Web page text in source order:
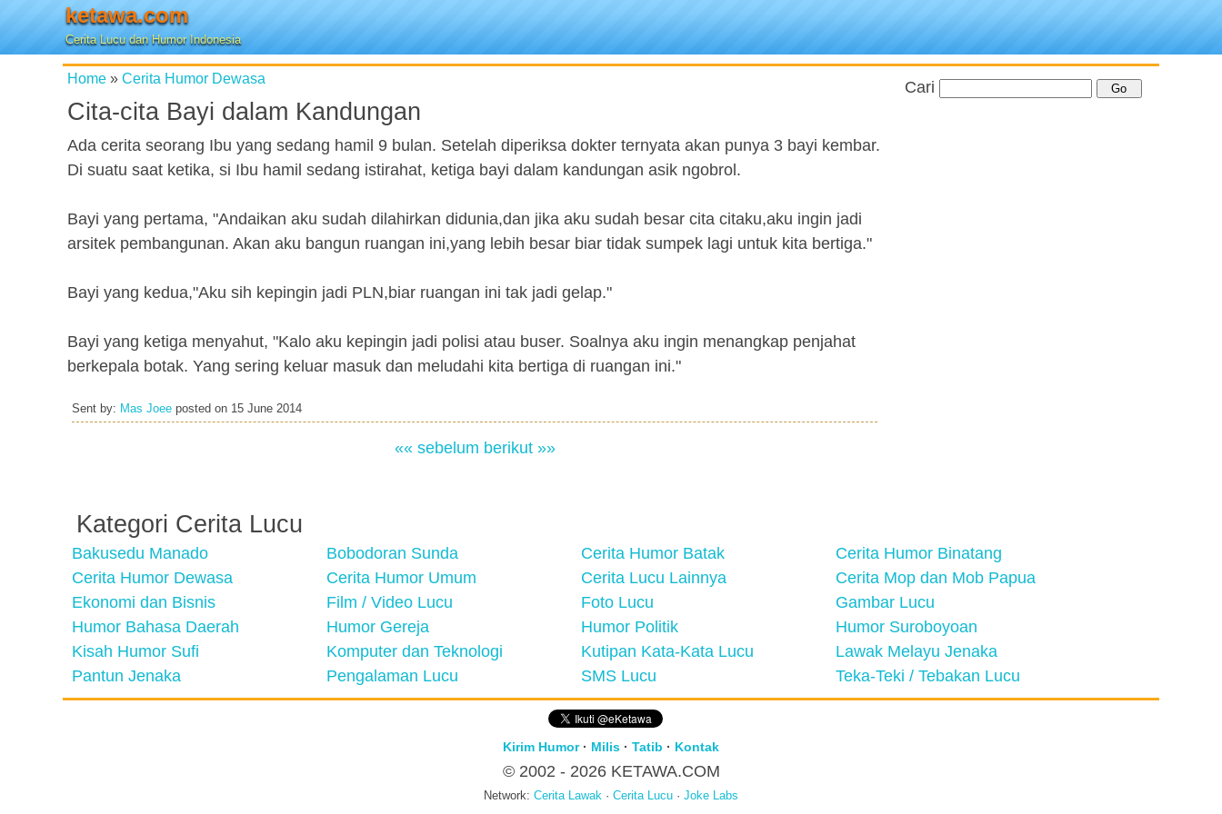
ketawa.com
Cerita Lucu dan Humor Indonesia
Home » Cerita Humor Dewasa
Cita-cita Bayi dalam Kandungan
Ada cerita seorang Ibu yang sedang hamil 9 bulan. Setelah diperiksa dokter ternyata akan punya 3 bayi kembar.
Di suatu saat ketika, si Ibu hamil sedang istirahat, ketiga bayi dalam kandungan asik ngobrol.
Bayi yang pertama, "Andaikan aku sudah dilahirkan didunia,dan jika aku sudah besar cita citaku,aku ingin jadi
arsitek pembangunan. Akan aku bangun ruangan ini,yang lebih besar biar tidak sumpek lagi untuk kita bertiga."
Bayi yang kedua,"Aku sih kepingin jadi PLN,biar ruangan ini tak jadi gelap."
Bayi yang ketiga menyahut, "Kalo aku kepingin jadi polisi atau buser. Soalnya aku ingin menangkap penjahat
berkepala botak. Yang sering keluar masuk dan meludahi kita bertiga di ruangan ini."
Sent by: Mas Joee posted on 15 June 2014
«« sebelum berikut »»
Cari
Kategori Cerita Lucu
Bakusedu Manado Bobodoran Sunda Cerita Humor Batak
Cerita Humor Binatang
Cerita Humor Dewasa
Cerita Humor Umum Cerita Lucu Lainnya
Cerita Mop dan Mob Papua
Ekonomi dan Bisnis
Film / Video Lucu Foto Lucu
Gambar Lucu
Humor Bahasa Daerah
Humor Gereja Humor Politik
Humor Suroboyoan
Kisah Humor Sufi
Komputer dan Teknologi Kutipan Kata-Kata Lucu
Lawak Melayu Jenaka
Pantun Jenaka
Pengalaman Lucu SMS Lucu Teka-Teki / Tebakan Lucu
Kirim Humor· Milis · Tatib · Kontak
© 2002 - 2026 KETAWA.COM
Network: Cerita Lawak · Cerita Lucu · Joke Labs